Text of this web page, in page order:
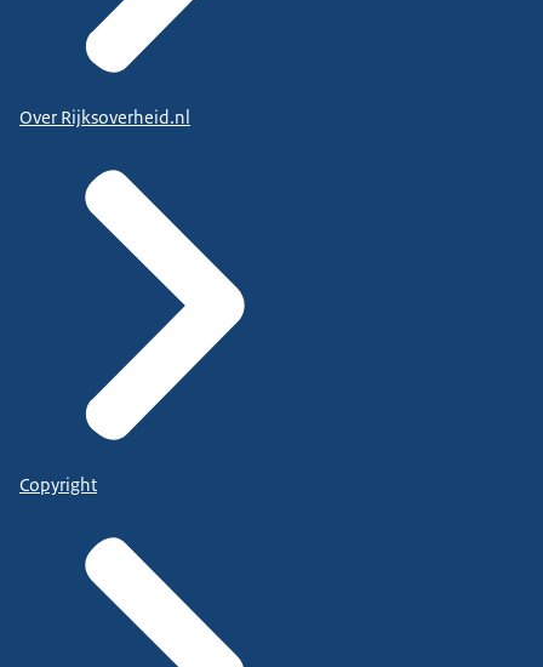
Over Rijksoverheid.nl
Copyright